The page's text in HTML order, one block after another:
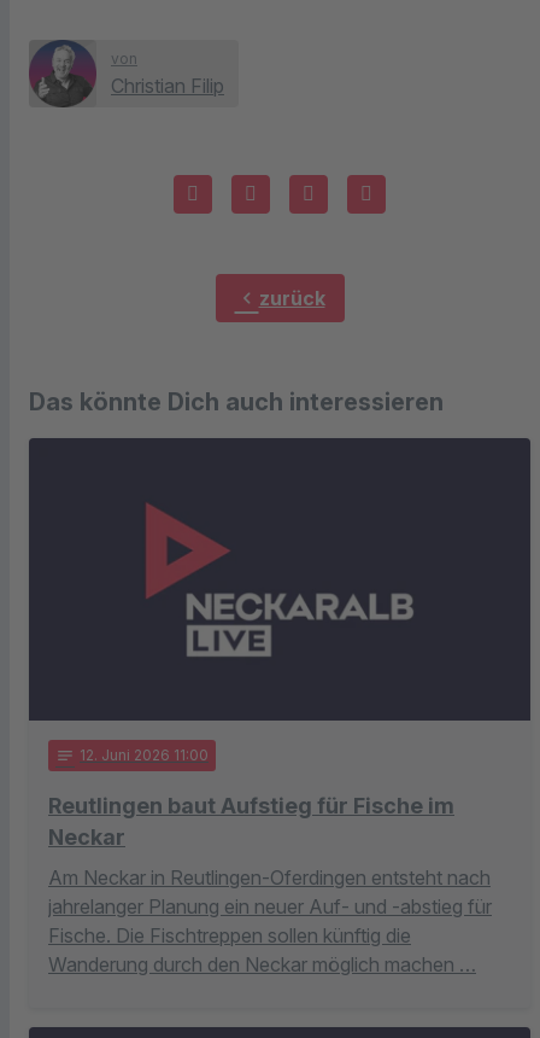
von
Christian Filip
chevron_left zurück
Das könnte Dich auch interessieren
notes 12. Juni 2026 11:00
Reutlingen baut Aufstieg für Fische im
Neckar
Am Neckar in Reutlingen-Oferdingen entsteht nach
jahrelanger Planung ein neuer Auf- und -abstieg für
Fische. Die Fischtreppen sollen künftig die
Wanderung durch den Neckar möglich machen …